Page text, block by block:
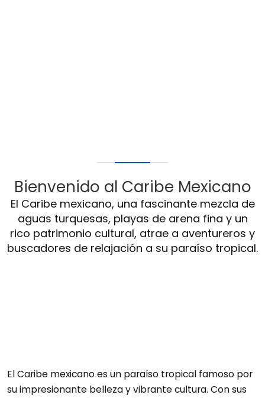
Bienvenido al Caribe Mexicano
El Caribe mexicano, una fascinante mezcla de
aguas turquesas, playas de arena fina y un
rico patrimonio cultural, atrae a aventureros y
buscadores de relajación a su paraíso tropical.
El Caribe mexicano es un paraíso tropical famoso por
su impresionante belleza y vibrante cultura. Con sus